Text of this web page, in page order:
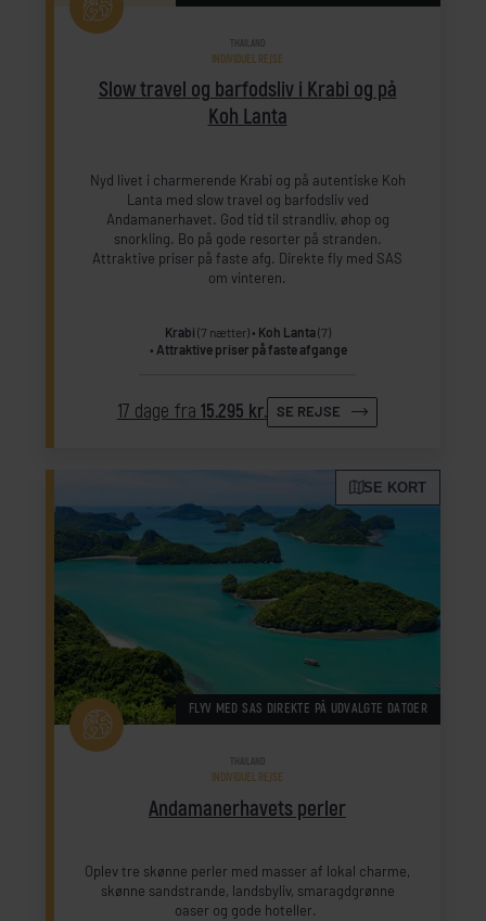
Slow travel og barfodsliv i Krabi og på
Koh Lanta
THAILAND
INDIVIDUEL REJSE
Nyd livet i charmerende Krabi og på autentiske Koh
Lanta med slow travel og barfodsliv ved
Andamanerhavet. God tid til strandliv, øhop og
snorkling. Bo på gode resorter på stranden.
Attraktive priser på faste afg. Direkte fly med SAS
om vinteren.
Krabi (7 nætter) Koh Lanta(7)
Attraktive priser på faste afgange
17 dage fra 15.295 kr. SE REJSE
SE KORT
FLYV MED SAS DIREKTE PÅ UDVALGTE DATOER
Andamanerhavets perler
THAILAND
INDIVIDUEL REJSE
Oplev tre skønne perler med masser af lokal charme,
skønne sandstrande, landsbyliv, smaragdgrønne
oaser og gode hoteller.